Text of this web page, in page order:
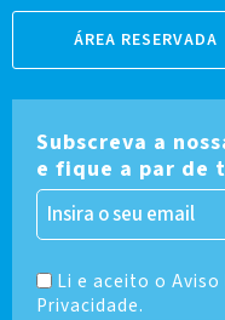
ÁREA RESERVADA
Subscreva a
e fique a par de
Li e aceito o
Privacidade.